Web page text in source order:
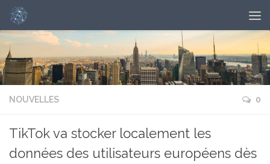
NOUVELLES 0
TikTok va stocker localement les
données des utilisateurs européens dès